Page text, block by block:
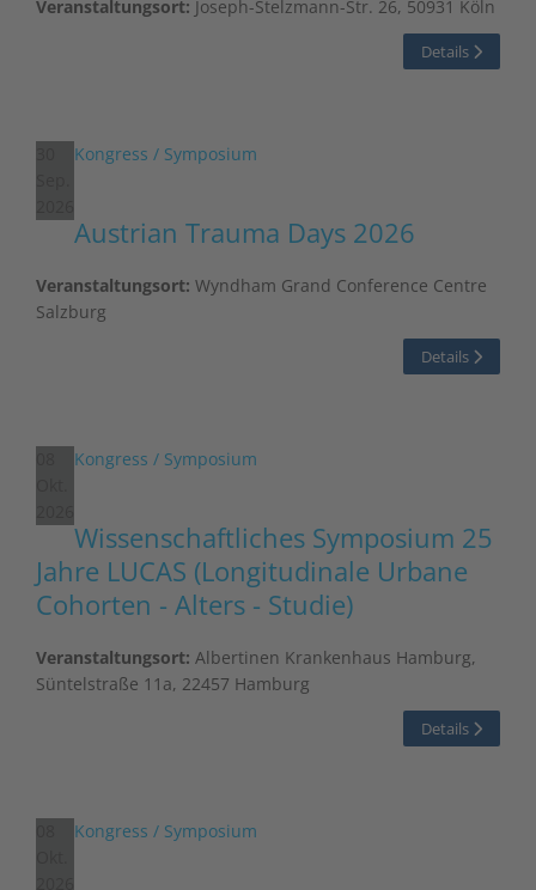
Veranstaltungsort: Joseph-Stelzmann-Str. 26, 50931 Köln
Details
Kongress / Symposium
Austrian Trauma Days 2026
Veranstaltungsort: Wyndham Grand Conference Centre
Salzburg
Details
Kongress / Symposium
Wissenschaftliches Symposium 25
Jahre LUCAS (Longitudinale Urbane
Cohorten - Alters - Studie)
Veranstaltungsort: Albertinen Krankenhaus Hamburg,
Süntelstraße 11a, 22457 Hamburg
Details
Kongress / Symposium